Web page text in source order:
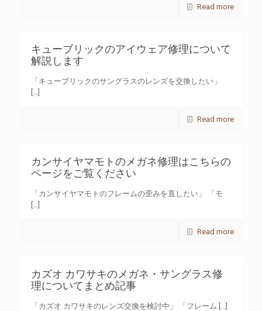
Read more
キューブリックのアイウェア修理について
解説します
「キューブリックのサングラスのレンズを交換したい」
Read more
カンサイヤマモトのメガネ修理はこちらの
ページをご覧ください
「カンサイヤマモトのフレームの歪みを直したい」 「モ
Read more
カズオ カワサキのメガネ・サングラス修
理についてまとめ記事
「カズオ カワサキのレンズ交換を検討中」 「フレーム